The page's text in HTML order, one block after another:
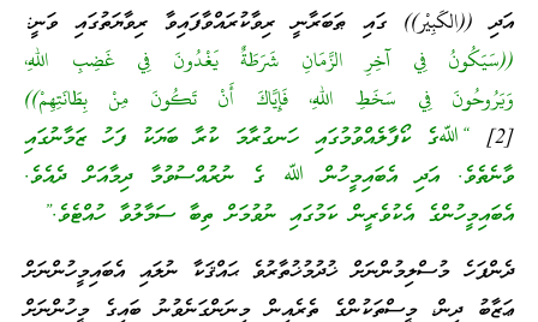
އަދި ((الكَبِيْر)) ގައި ޠަބަރާނީ ރިވާކުރައްވާފައިވާ ރިވާޔަތުގައި ވަނީ:
((سَيَكُونُ فِي آخِرِ الزَّمَانِ شَرَطَةٌ يَغْدُونَ فِي غَضِبِ اللهِ،
وَيَرُوحُونَ فِي سَخَطِ اللهِ، فَإِيَّاكَ أَنْ تَكُونَ مِنْ بِطَانَتِهِمْ))
[2]
“ﷲގެ ކޯފާލެއްވުމުގައި ހަނގުރާމަ ކުރާ ބަޔަކު ފަހު ޒަމާނުގައި
ވާނެތެވެ. އަދި އެބައިމީހުން ﷲ ގެ ނުރުއްސުވުމާ ދިމާއަށް ދެއެވެ.
އެބައިމީހުންގެ އެކުވެރީން ކަމުގައި ނުވުމަށް ތިބާ ސަމާލުވާ ހުއްޓެވެ.”
ދެންފަހެ މުސްލިމުންނަށް ޚުދުމުޚުތާރުވެ ޙައްޤަކާ ނުލައި އެބައިމީހުންނަށް
ޢަޒާބު ދިން، މީސްތަކުންގެ ތެރެއިން މިނަންގަނެވުނު ބައިގެ މީހުންނަށް